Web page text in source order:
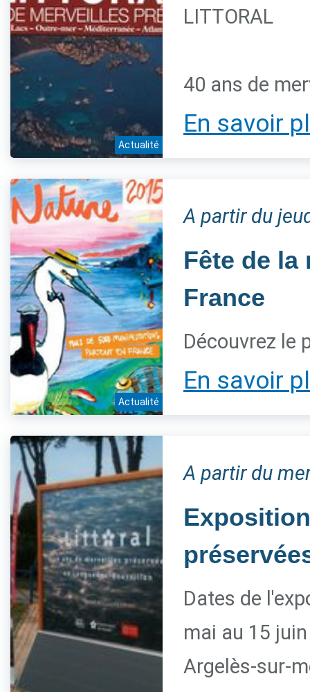
Actualité
LITTORAL
40 ans de
En savoir
Actualité
A partir du
Fête de la
France
Découvrez le
En savoir
A partir du
Dates de
mai au 15
Argelès-sur-